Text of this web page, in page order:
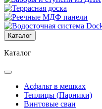
Каталог
Каталог
Асфальт в мешках
Теплицы (Парники)
Винтовые сваи